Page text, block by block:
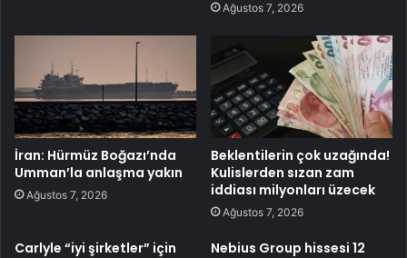
Ağustos 7, 2026
İran: Hürmüz Boğazı’nda
Umman’la anlaşma yakın
Ağustos 7, 2026
Beklentilerin çok uzağında!
Kulislerden sızan zam
iddiası milyonları üzecek
Ağustos 7, 2026
Carlyle “iyi şirketler” için
Nebius Group hissesi 12